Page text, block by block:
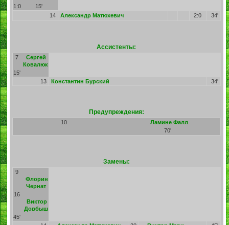
1:0
15'
14
Александр Матюхевич 2:0 34'
Ассистенты:
7
Сергей
Ковалюк
15'
13
Константин Бурский 34'
Предупреждения:
10
Ламине Фалл
70'
Замены:
9
Флорин
Чернат
16
Виктор
Довбыш
45'